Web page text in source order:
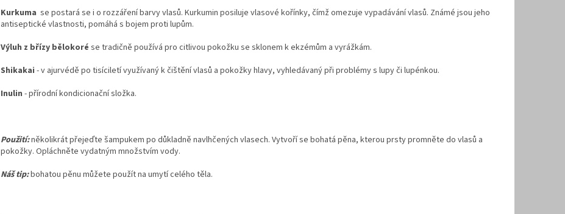
Kurkuma se postará se i o rozzáření barvy vlasů. Kurkumin posiluje vlasové kořínky, čímž omezuje vypadávání vlasů. Známé jsou jeho
antiseptické vlastnosti, pomáhá s bojem proti lupům.
Výluh z břízy bělokoré se tradičně používá pro citlivou pokožku se sklonem k ekzémům a vyrážkám.
Shikakai - v ajurvédě po tisíciletí využívaný k čištění vlasů a pokožky hlavy, vyhledávaný při problémy s lupy či lupénkou.
Inulin - přírodní kondicionační složka.
Použití:několikrát přejeďte šampukem po důkladně navlhčených vlasech. Vytvoří se bohatá pěna, kterou prsty promněte do vlasů a
pokožky. Opláchněte vydatným množstvím vody.
Náš tip:bohatou pěnu můžete použít na umytí celého těla.